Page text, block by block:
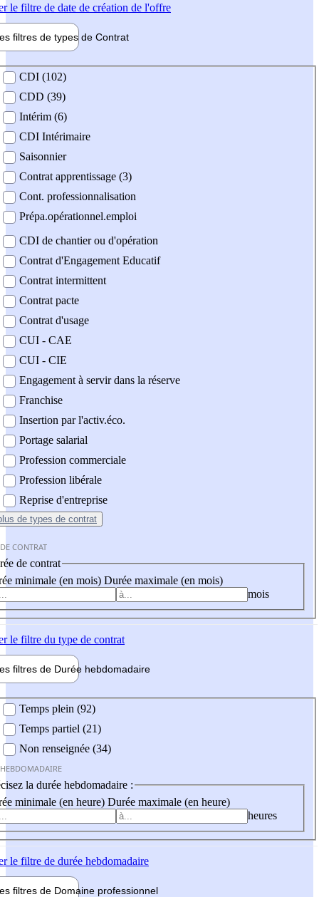
le filtre de date de création de l'offre
filtres de types de Contrat
contrat
CDI (102)
CDD (39)
Intérim (6)
CDI Intérimaire
Saisonnier
Contrat apprentissage (3)
Cont. professionnalisation
Prépa.opérationnel.emploi
CDI de chantier ou d'opération
Contrat d'Engagement Educatif
Contrat intermittent
Contrat pacte
Contrat d'usage
CUI - CAE
CUI - CIE
Engagement à servir dans la réserve
Franchise
Insertion par l'activ.éco.
Portage salarial
Profession commerciale
Profession libérale
Reprise d'entreprise
de types de contrat
CONTRAT
de contrat
minimale (en mois) Durée maximale (en mois)
mois
le filtre du type de contrat
filtres de Durée hebdomadaire
Temps plein (92)
Temps partiel (21)
Non renseignée (34)
la durée hebdomadaire :
minimale (en heure) Durée maximale (en heure)
heures
le filtre de durée hebdomadaire
filtres de Domaine professionnel